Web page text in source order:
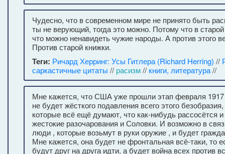
Чудесно, что в современном мире не принято быть
ты не верующий, тогда это можно. Потому что в
что можно ненавидеть чужие народы. А против этого
Против старой книжки.
Теги: Ричард Херринг: Усы Гитлера (Richard Herring) //
саркастичные цитаты // расизм// книги, литература//
Мне кажется, что США уже прошли этап февраля 1917
не будет жёсткого подавления всего этого
которые всё ещё думают, что как-нибудь рассосётся
жестокие разочарования и Соловки. И возможно в
люди , которые возьмут в руки оружие , и будет
Мне кажется, она будет не фронтальная всё-таки, то
будут друг на друга идти, а будет война всех против